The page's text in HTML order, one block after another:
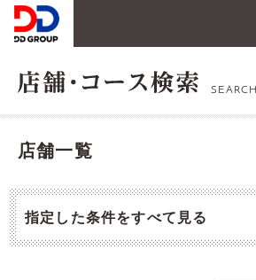
SEARCH
店舗一覧
指定した条件をすべて見る